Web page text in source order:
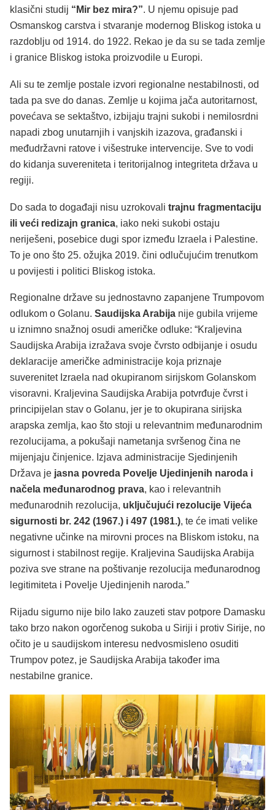
klasični studij “Mir bez mira?”. U njemu opisuje pad
Osmanskog carstva i stvaranje modernog Bliskog istoka u
razdoblju od 1914. do 1922. Rekao je da su se tada zemlje
i granice Bliskog istoka proizvodile u Europi.
Ali su te zemlje postale izvori regionalne nestabilnosti, od
tada pa sve do danas. Zemlje u kojima jača autoritarnost,
povećava se sektaštvo, izbijaju trajni sukobi i nemilosrdni
napadi zbog unutarnjih i vanjskih izazova, građanski i
međudržavni ratove i višestruke intervencije. Sve to vodi
do kidanja suvereniteta i teritorijalnog integriteta država u
regiji.
Do sada to događaji nisu uzrokovali trajnu fragmentaciju
ili veći redizajn granica, iako neki sukobi ostaju
neriješeni, posebice dugi spor između Izraela i Palestine.
To je ono što 25. ožujka 2019. čini odlučujućim trenutkom
u povijesti i politici Bliskog istoka.
Regionalne države su jednostavno zapanjene Trumpovom
odlukom o Golanu. Saudijska Arabija nije gubila vrijeme
u iznimno snažnoj osudi američke odluke: “Kraljevina
Saudijska Arabija izražava svoje čvrsto odbijanje i osudu
deklaracije američke administracije koja priznaje
suverenitet Izraela nad okupiranom sirijskom Golanskom
visoravni. Kraljevina Saudijska Arabija potvrđuje čvrst i
principijelan stav o Golanu, jer je to okupirana sirijska
arapska zemlja, kao što stoji u relevantnim međunarodnim
rezolucijama, a pokušaji nametanja svršenog čina ne
mijenjaju činjenice. Izjava administracije Sjedinjenih
Država je jasna povreda Povelje Ujedinjenih naroda i
načela međunarodnog prava, kao i relevantnih
međunarodnih rezolucija, uključujući rezolucije Vijeća
sigurnosti br. 242 (1967.) i 497 (1981.), te će imati velike
negativne učinke na mirovni proces na Bliskom istoku, na
sigurnost i stabilnost regije. Kraljevina Saudijska Arabija
poziva sve strane na poštivanje rezolucija međunarodnog
legitimiteta i Povelje Ujedinjenih naroda.”
Rijadu sigurno nije bilo lako zauzeti stav potpore Damasku
tako brzo nakon ogorčenog sukoba u Siriji i protiv Sirije, no
očito je u saudijskom interesu nedvosmisleno osuditi
Trumpov potez, je Saudijska Arabija također ima
nestabilne granice.